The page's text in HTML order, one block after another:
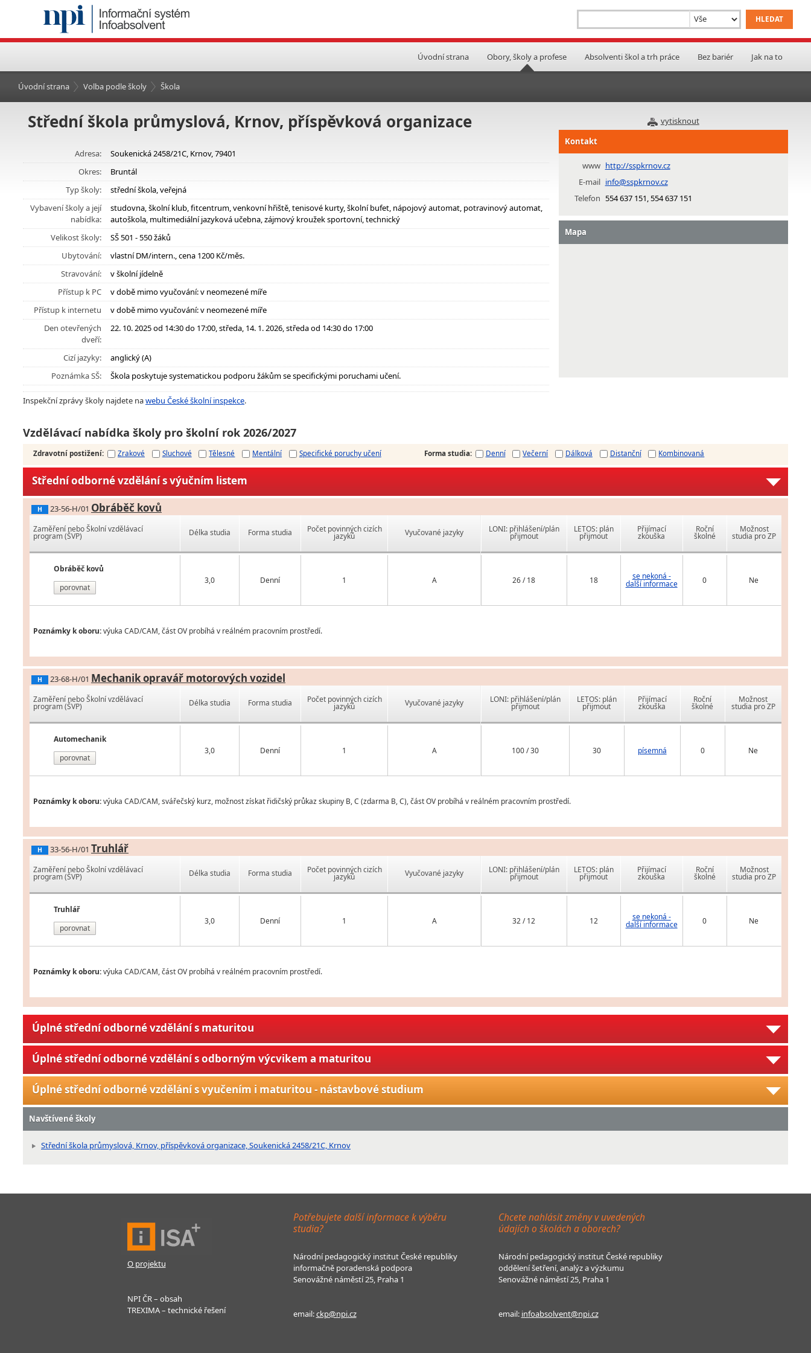
Úvodní strana Obory, školy a profese Absolventi škol a trh práce Bez bariér Jak na to
Úvodní strana Volba podle školy Škola
vytisknout
Střední škola průmyslová, Krnov, příspěvková organizace
Adresa:
Soukenická 2458/21C, Krnov, 79401
Okres:
Bruntál
Typ školy:
střední škola, veřejná
Vybavení školy a její
nabídka:
studovna, školní klub, fitcentrum, venkovní hřiště, tenisové kurty, školní bufet, nápojový automat, potravinový automat,
autoškola, multimediální jazyková učebna, zájmový kroužek sportovní, technický
Velikost školy:
SŠ 501 - 550 žáků
Ubytování:
vlastní DM/intern., cena 1200 Kč/měs.
Stravování:
v školní jídelně
Přístup k PC
v době mimo vyučování: v neomezené míře
Přístup k internetu
v době mimo vyučování: v neomezené míře
Den otevřených
dveří:
22. 10. 2025 od 14:30 do 17:00, středa, 14. 1. 2026, středa od 14:30 do 17:00
Cizí jazyky:
anglický (A)
Poznámka SŠ:
Škola poskytuje systematickou podporu žákům se specifickými poruchami učení.
Inspekční zprávy školy najdete nawebu České školní inspekce.
Kontakt
www http://sspkrnov.cz
E-mail info@sspkrnov.cz
Telefon 554 637 151, 554 637 151
Mapa
Vzdělávací nabídka školy pro školní rok 2026/2027
Zdravotní postižení: Zrakové Sluchové Tělesné Mentální Specifické poruchy učení Forma studia: Denní Večerní Dálková Distanční Kombinovaná
Střední odborné vzdělání s výučním listem
H 23-56-H/01 Obráběč kovů
Zaměření nebo Školní vzdělávací
program (ŠVP)
Obráběč kovů
porovnat
Délka studia Forma studia Počet povinných cizích
jazyků Vyučované jazyky
3,0 Denní 1 A
LONI: přihlášení/plán
přijmout
LETOS: plán
přijmout
Přijímací
zkouška
Roční
školné
Možnost
studia pro ZP
26 / 18 18 se nekoná -
další informace 0 Ne
Poznámky k oboru:výuka CAD/CAM, část OV probíhá v reálném pracovním prostředí.
H 23-68-H/01 Mechanik opravář motorových vozidel
Zaměření nebo Školní vzdělávací
program (ŠVP)
Automechanik
porovnat
Délka studia Forma studia Počet povinných cizích
jazyků Vyučované jazyky
3,0 Denní 1 A
LONI: přihlášení/plán
přijmout
LETOS: plán
přijmout
Přijímací
zkouška
Roční
školné
Možnost
studia pro ZP
100 / 30 30 písemná 0 Ne
Poznámky k oboru:výuka CAD/CAM, svářečský kurz, možnost získat řidičský průkaz skupiny B, C (zdarma B, C), část OV probíhá v reálném pracovním prostředí.
H 33-56-H/01 Truhlář
Zaměření nebo Školní vzdělávací
program (ŠVP)
Truhlář
porovnat
Délka studia Forma studia Počet povinných cizích
jazyků Vyučované jazyky
3,0 Denní 1 A
LONI: přihlášení/plán
přijmout
LETOS: plán
přijmout
Přijímací
zkouška
Roční
školné
Možnost
studia pro ZP
32 / 12 12 se nekoná -
další informace 0 Ne
Poznámky k oboru:výuka CAD/CAM, část OV probíhá v reálném pracovním prostředí.
Úplné střední odborné vzdělání s maturitou
Úplné střední odborné vzdělání s odborným výcvikem a maturitou
Úplné střední odborné vzdělání s vyučením i maturitou - nástavbové studium
Navštívené školy
Střední škola průmyslová, Krnov, příspěvková organizace, Soukenická 2458/21C, Krnov
O projektu
NPI ČR – obsah
TREXIMA – technické řešení
Potřebujete další informace k výběru
studia?
Národní pedagogický institut České republiky
informačně poradenská podpora
Senovážné náměstí 25, Praha 1
email:ckp@npi.cz
Chcete nahlásit změny v uvedených
údajích o školách a oborech?
Národní pedagogický institut České republiky
oddělení šetření, analýz a výzkumu
Senovážné náměstí 25, Praha 1
email: infoabsolvent@npi.cz